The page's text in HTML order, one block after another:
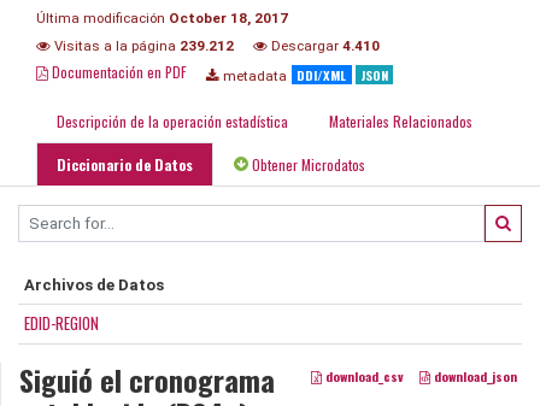
Última modificación October 18, 2017
Visitas a la página 239.212 Descargar 4.410
Documentación en PDF metadata DDI/XML JSON
Descripción de la operación estadística Materiales Relacionados
Diccionario de Datos Obtener Microdatos
Archivos de Datos
EDID-REGION
download_csv download_json
Siguió el cronograma